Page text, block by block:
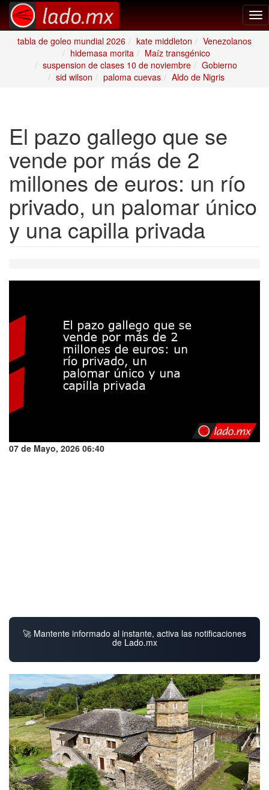
tabla de goleo mundial 2026
kate middleton
Venezolanos
hidemasa morita
Maíz transgénico
suspension de clases 10 de noviembre
Gobierno
sid wilson
paloma cuevas Aldo de Nigris
El pazo gallego que se
vende por más de 2
millones de euros: un río
privado, un palomar único
y una capilla privada
07 de Mayo, 2026 06:40
🚀 Mantente informado al instante, activa las notificaciones
de Lado.mx